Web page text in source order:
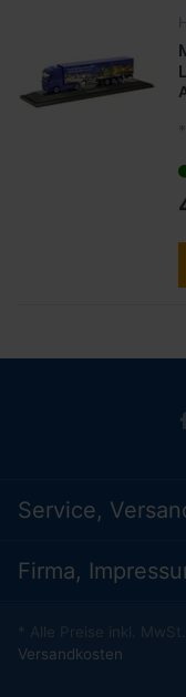
*
Service,
Firma,
* Alle Preise inkl.
Versandkosten